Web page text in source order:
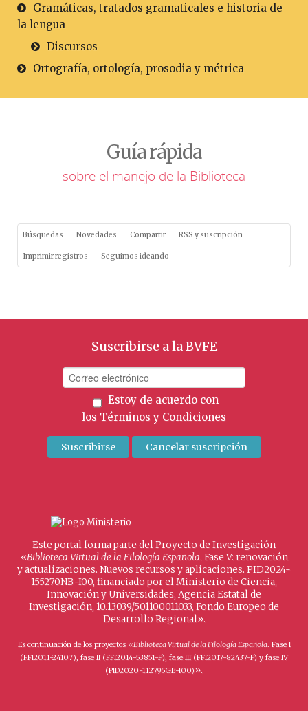
Gramáticas, tratados gramaticales e historia de
la lengua
Discursos
Ortografía, ortología, prosodia y métrica
Guía rápida
sobre el manejo de la Biblioteca
Búsquedas Novedades Compartir RSS y suscripción
Imprimir registros Seguimos ideando
Suscribirse a la BVFE
Estoy de acuerdo con
los Términos y Condiciones
Este portal forma parte del Proyecto de Investigación
«Biblioteca Virtual de la Filología Española. Fase V: renovación
y actualizaciones. Nuevos recursos y aplicaciones. PID2024-
155270NB-I00, financiado por el Ministerio de Ciencia,
Innovación y Universidades, Agencia Estatal de
Investigación, 10.13039/501100011033, Fondo Europeo de
Desarrollo Regional».
Es continuación de los proyectos «Biblioteca Virtual de la Filología Española. Fase I
(FFI2011-24107), fase II (FFI2014-53851-P), fase III (FFI2017-82437-P) y fase IV
(PID2020-112795GB-I00)».